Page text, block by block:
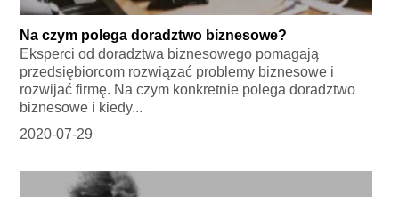
Na czym polega doradztwo biznesowe?
Eksperci od doradztwa biznesowego pomagają
przedsiębiorcom rozwiązać problemy biznesowe i
rozwijać firmę. Na czym konkretnie polega doradztwo
biznesowe i kiedy...
2020-07-29